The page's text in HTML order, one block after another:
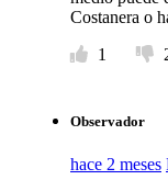
Costanera o
1
Observador
hace 2 meses